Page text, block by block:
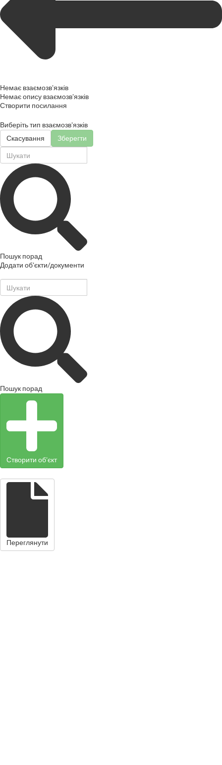
Немає взаємозв'язків
Немає опису взаємозв'язків
Створити посилання
Виберіть тип взаємозв'язків
Скасування
Зберегти
Пошук порад
Додати об'єкти/документи
Пошук порад
Створити об'єкт
Переглянути